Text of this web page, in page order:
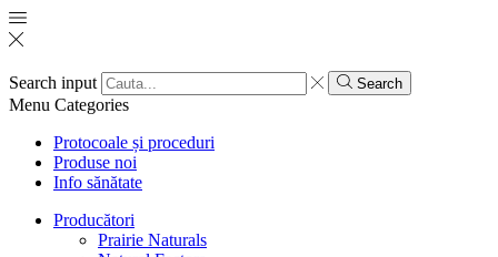
Search input Search
Menu Categories
Protocoale și proceduri
Produse noi
Info sănătate
Producători
Prairie Naturals